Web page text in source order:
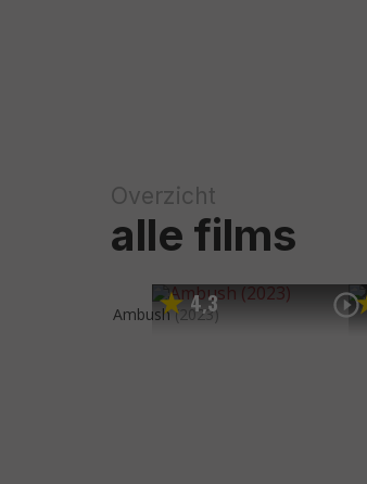
Overzicht
alle films
4,3
Ambush (2023)